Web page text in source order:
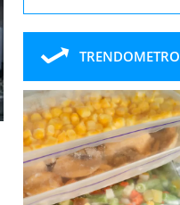
TRENDOMETRO